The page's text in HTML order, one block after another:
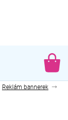
Reklám bannerek